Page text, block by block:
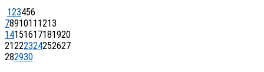
123456
7891011 1213
14151617181920
21222324252627
282930